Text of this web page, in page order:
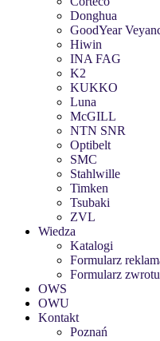
Donghua
GoodYear
Hiwin
INA FAG
K2
KUKKO
Luna
McGILL
NTN SNR
Optibelt
SMC
Stahlwille
Timken
Tsubaki
ZVL
Wiedza
Katalogi
Formularz
Formularz zwrotu
OWS
OWU
Kontakt
Poznań